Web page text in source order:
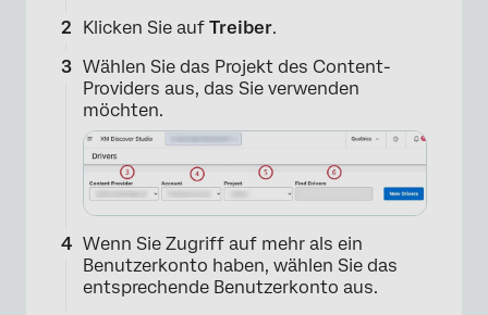
Klicken Sie auf Treiber.
Wählen Sie das Projekt des Content-
Providers aus, das Sie verwenden
möchten.
Wenn Sie Zugriff auf mehr als ein
Benutzerkonto haben, wählen Sie das
entsprechende Benutzerkonto aus.